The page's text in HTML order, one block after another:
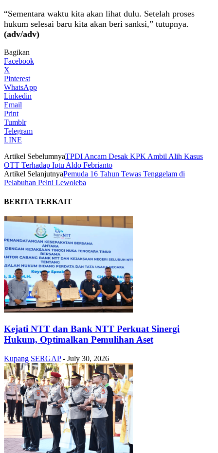
“Sementara waktu kita akan lihat dulu. Setelah proses
hukum selesai baru kita akan beri sanksi,” tutupnya.
(adv/adv)
Bagikan
Facebook
X
Pinterest
WhatsApp
Linkedin
Email
Print
Tumblr
Telegram
LINE
Artikel SebelumnyaTPDI Ancam Desak KPK Ambil Alih Kasus
OTT Terhadap Iptu Aldo Febrianto
Artikel SelanjutnyaPemuda 16 Tahun Tewas Tenggelam di
Pelabuhan Pelni Lewoleba
BERITA TERKAIT
Kejati NTT dan Bank NTT Perkuat Sinergi
Hukum, Optimalkan Pemulihan Aset
Kupang SERGAP - July 30, 2026